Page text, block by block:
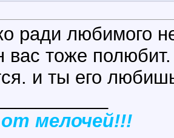
ради любимого
вас тоже
и ты его
мелочей!!!